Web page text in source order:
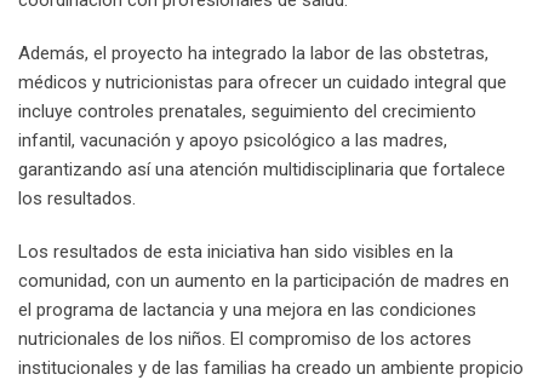
Además, el proyecto ha integrado la labor de las obstetras,
médicos y nutricionistas para ofrecer un cuidado integral que
incluye controles prenatales, seguimiento del crecimiento
infantil, vacunación y apoyo psicológico a las madres,
garantizando así una atención multidisciplinaria que fortalece
los resultados.
Los resultados de esta iniciativa han sido visibles en la
comunidad, con un aumento en la participación de madres en
el programa de lactancia y una mejora en las condiciones
nutricionales de los niños. El compromiso de los actores
institucionales y de las familias ha creado un ambiente propicio